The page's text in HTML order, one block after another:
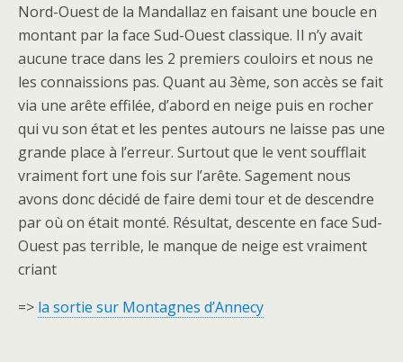
Nord-Ouest de la Mandallaz en faisant une boucle en
montant par la face Sud-Ouest classique. Il n’y avait
aucune trace dans les 2 premiers couloirs et nous ne
les connaissions pas. Quant au 3ème, son accès se fait
via une arête effilée, d’abord en neige puis en rocher
qui vu son état et les pentes autours ne laisse pas une
grande place à l’erreur. Surtout que le vent soufflait
vraiment fort une fois sur l’arête. Sagement nous
avons donc décidé de faire demi tour et de descendre
par où on était monté. Résultat, descente en face Sud-
Ouest pas terrible, le manque de neige est vraiment
criant
=> la sortie sur Montagnes d’Annecy